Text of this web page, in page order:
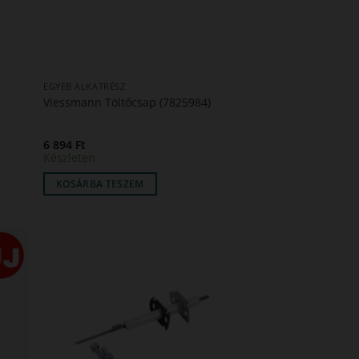
EGYÉB ALKATRÉSZ
Viessmann Töltőcsap (7825984)
6 894 Ft
KOSÁRBA TESZEM